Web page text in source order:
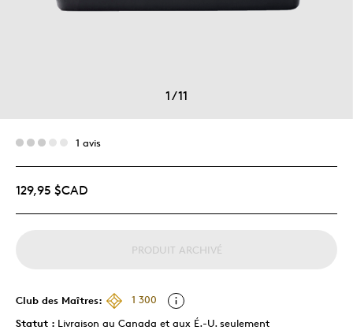
1/11
1 avis
129,95 $CAD
PRODUIT ARCHIVÉ
Club des Maîtres:
1 300
Statut : Livraison au Canada et aux É.-U. seulement